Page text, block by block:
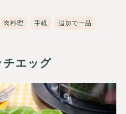
肉料理 手軽 追加で一品
チエッグ